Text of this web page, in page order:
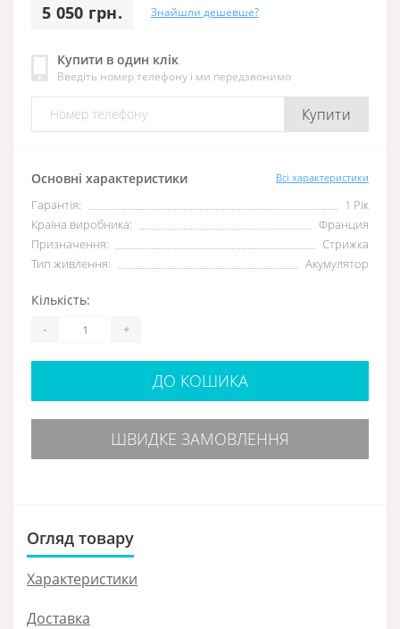
5 050 грн. Знайшли дешевше?
Купити в один клік
Введіть номер телефону і ми передзвонимо
Купити
Основні характеристики Всі характеристики
Гарантія:
1 Рік
Країна виробника:
Франция
Призначення:
Стрижка
Тип живлення:
Акумулятор
Кількість:
- +
ДО КОШИКА
ШВИДКЕ ЗАМОВЛЕННЯ
Огляд товару
Характеристики
Доставка